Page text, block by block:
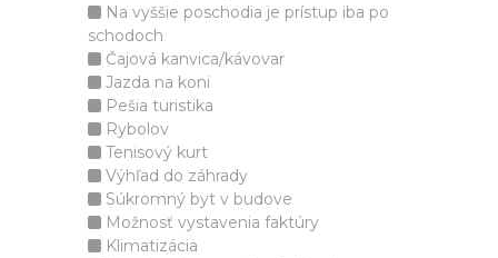
Na vyššie poschodia je prístup iba po
schodoch
Čajová kanvica/kávovar
Jazda na koni
Pešia turistika
Rybolov
Tenisový kurt
Výhľad do záhrady
Súkromný byt v budove
Možnosť vystavenia faktúry
Klimatizácia